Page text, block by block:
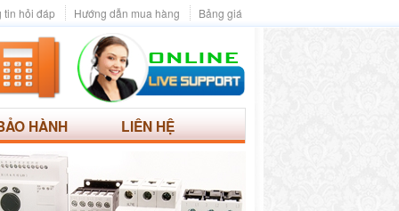
Bảng giá
Hướng dẫn mua hàng
tin hỏi đáp
HÀNH LIÊN HỆ